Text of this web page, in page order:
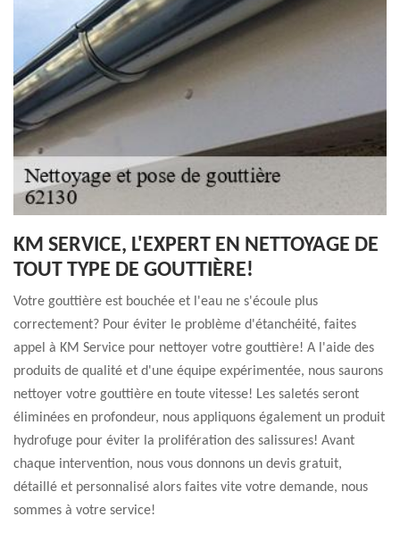
KM SERVICE, L'EXPERT EN NETTOYAGE DE
TOUT TYPE DE GOUTTIÈRE!
Votre gouttière est bouchée et l'eau ne s'écoule plus
correctement? Pour éviter le problème d'étanchéité, faites
appel à KM Service pour nettoyer votre gouttière! A l'aide des
produits de qualité et d'une équipe expérimentée, nous saurons
nettoyer votre gouttière en toute vitesse! Les saletés seront
éliminées en profondeur, nous appliquons également un produit
hydrofuge pour éviter la prolifération des salissures! Avant
chaque intervention, nous vous donnons un devis gratuit,
détaillé et personnalisé alors faites vite votre demande, nous
sommes à votre service!